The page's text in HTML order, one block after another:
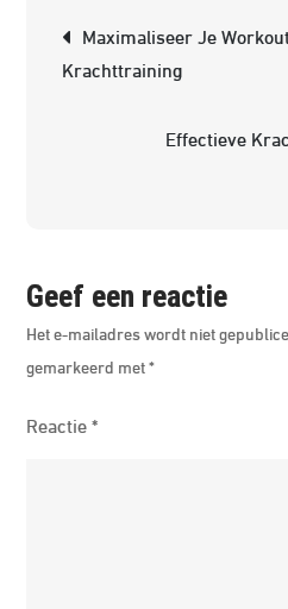
Maximaliseer Je
Krachttraining
Effectieve
Geef een reactie
Het e-mailadres wordt niet
gemarkeerd met*
Reactie*